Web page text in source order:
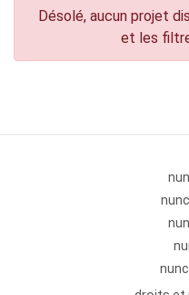
Désolé, aucun projet
et les